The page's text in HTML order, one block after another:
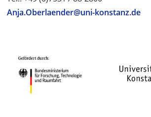
Anja.Oberlaender@uni-konstanz.de